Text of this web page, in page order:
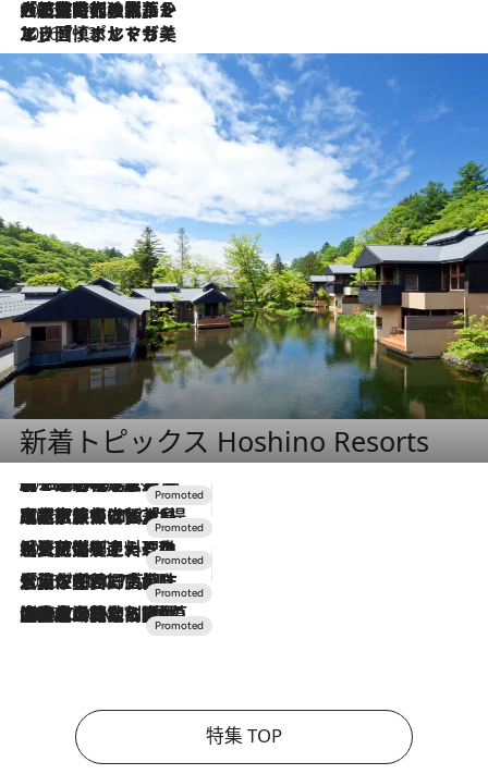
2026.7.21
大航海時代の栄華から、震災、独裁、そして革命へ。ポルトガル・首都リスボンの石畳に刻まれた「歴史の光と影」
2026.7.13
エッセイ・ヤマザキマリ「慎ましくも美しき国 ポルトガル」
新着トピックス Hoshino Resorts
2026.8.7
【トンボの足水浴】ヒノキの香りに包まれて涼感マックス！約13℃の湧水かけ流しを避暑地「星野温泉 トンボの湯」で体験
2026.7.31
【ホテル帰省】という選択肢をOMOが提案。家族とほどよい距離を保つには「昼は実家、夜は気兼ねなくホテルで！」
2026.7.24
【夏限定ディナーコース】旬を迎える稚鮎や花ズッキーニなどをイタリア・トスカーナの郷土料理の手法で満喫！
2026.7.17
「土佐和ハーブかき氷」がOMO7高知に登場！生姜、山椒、大葉など目にも舌にも涼を呼ぶ郷土の味
2026.7.10
NEW OPEN！【界 草津】名湯の地に誕生。趣の異なる2種の温泉と上州ならではの会席・蕎麦割烹など美食を味わう究極の癒やし旅
特集 TOP